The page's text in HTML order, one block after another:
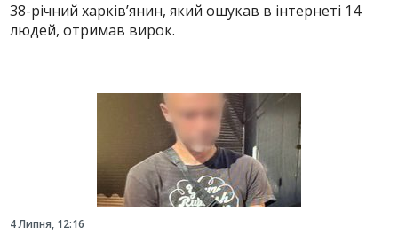
38-річний харків’янин, який ошукав в інтернеті 14
людей, отримав вирок.
4 Липня, 12:16